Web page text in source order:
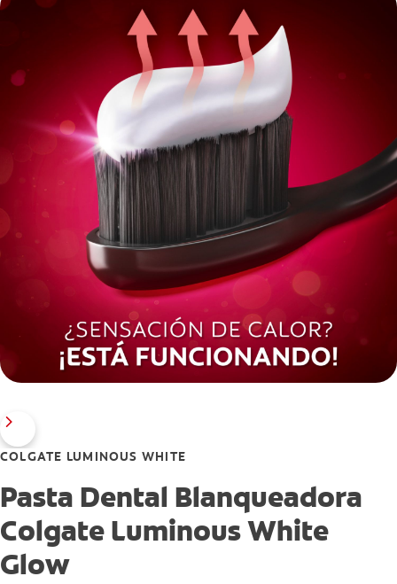
COLGATE LUMINOUS WHITE
Pasta Dental Blanqueadora
Colgate Luminous White
Glow